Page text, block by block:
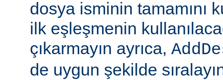
dosya isminin tamamını
ilk eşleşmenin
çıkarmayın ayrıca,
de uygun şekilde